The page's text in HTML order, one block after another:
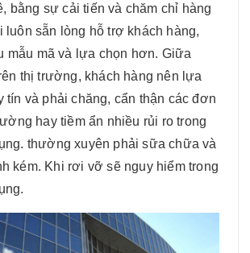
bằng sự cải tiến và chăm chỉ hàng
luôn sẵn lòng hỗ trợ khách hàng,
mẫu mã và lựa chọn hơn. Giữa
thị trường, khách hàng nên lựa
tín và phải chăng, cẩn thận các đơn
hay tiềm ẩn nhiều rủi ro trong
thường xuyên phải sữa chữa và
kém. Khi rơi vỡ sẽ nguy hiểm trong